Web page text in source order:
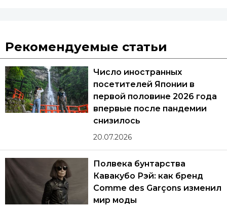
Рекомендуемые статьи
Число иностранных
посетителей Японии в
первой половине 2026 года
впервые после пандемии
снизилось
20.07.2026
Полвека бунтарства
Кавакубо Рэй: как бренд
Comme des Garçons изменил
мир моды